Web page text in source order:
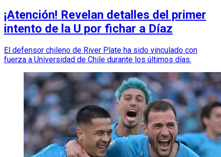
¡Atención! Revelan detalles del primer
intento de la U por fichar a Díaz
El defensor chileno de River Plate ha sido vinculado con
fuerza a Universidad de Chile durante los últimos días.